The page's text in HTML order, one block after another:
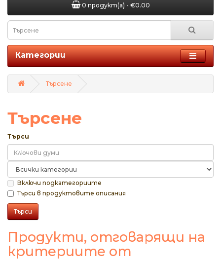
0 продукт(а) - €0.00
Категории
Търсене
Търсене
Търси
Включи подкатегориите
Търси в продуктовите описания
Продукти, отговарящи на
критериите от